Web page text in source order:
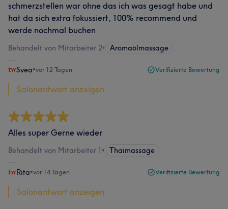
schmerzstellen war ohne das ich was gesagt habe und
hat da sich extra fokussiert, 100% recommend und
werde nochmal buchen
Behandelt von Mitarbeiter 2• Aromaölmassage
Svea•vor 12 Tagen Verifizierte Bewertung
Salonantwort anzeigen
Alles super Gerne wieder
Behandelt von Mitarbeiter 1 • Thaimassage
Rita•vor 14 Tagen Verifizierte Bewertung
Salonantwort anzeigen